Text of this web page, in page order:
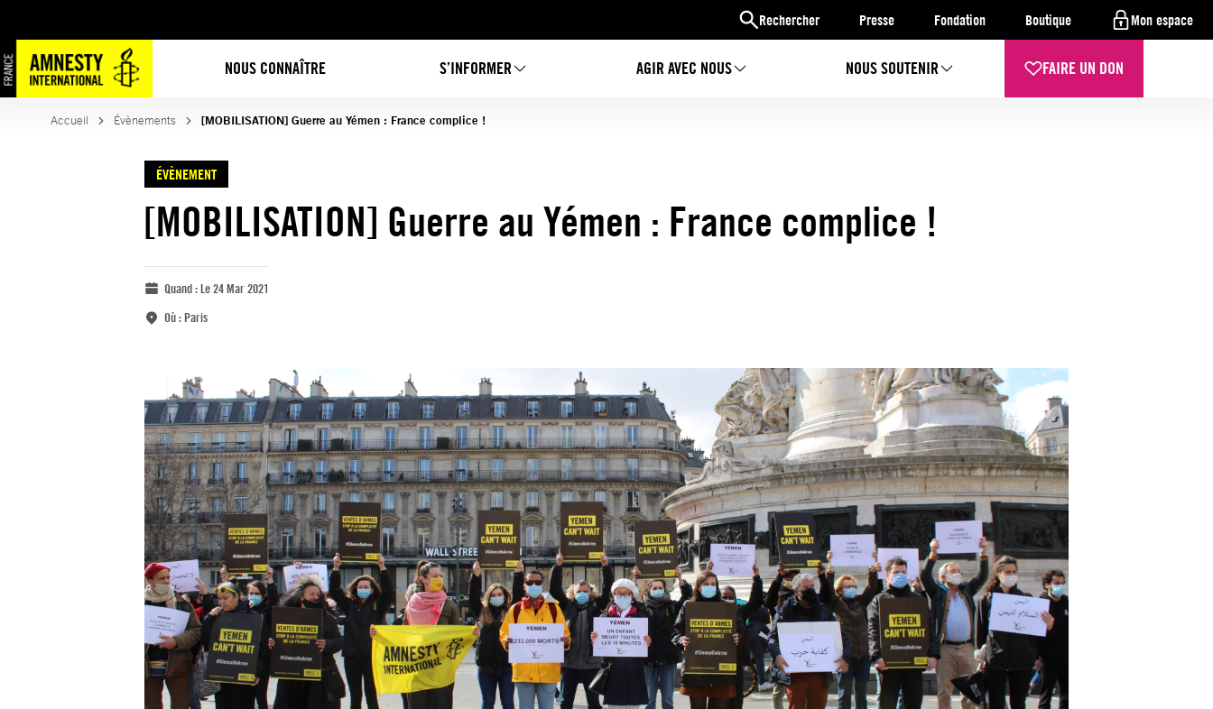
Rechercher Presse Fondation Boutique Mon espace
NOUS CONNAÎTRE S’INFORMER AGIR AVEC NOUS NOUS SOUTENIR FAIRE UN DON
Accueil Évènements [MOBILISATION] Guerre au Yémen : France complice !
ÉVÈNEMENT
[MOBILISATION] Guerre au Yémen : France complice !
Quand :Le 24 Mar 2021
Où :Paris